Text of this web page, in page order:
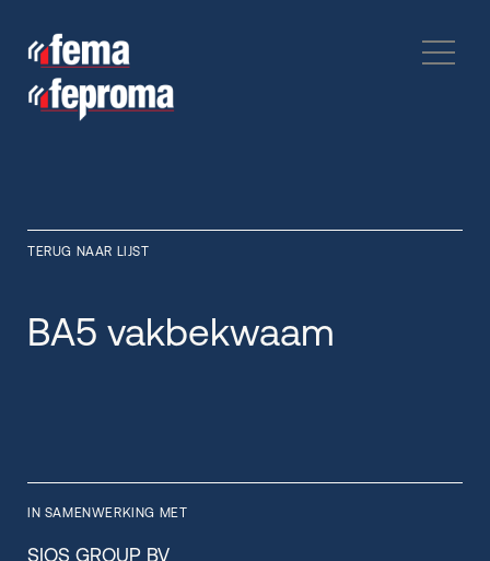
TERUG NAAR LIJST
BA5 vakbekwaam
IN SAMENWERKING MET
SIOS GROUP BV